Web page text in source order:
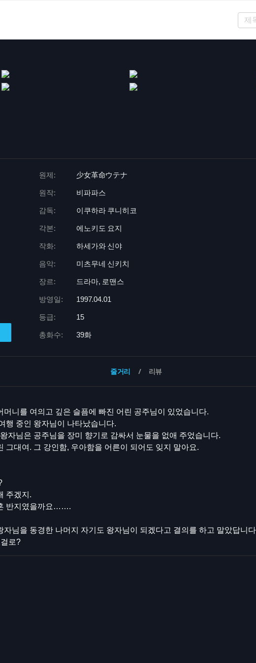
원제: 少女革命ウテナ
원작: 비파파스
감독: 이쿠하라 쿠니히코
각본: 에노키도 요지
작화: 하세가와 신야
음악: 미츠무네 신키치
장르: 드라마, 로맨스
방영일: 1997.04.01
등급: 15
총화수: 39화
줄거리 리뷰
머니를 여의고 깊은 슬픔에 빠진 어린 공주님이 있었습니다.
행 중인 왕자님이 나타났습니다.
님은 공주님을 장미 향기로 감싸서 눈물을 없애 주었습니다.
그대여. 그 강인함, 우아함을 어른이 되어도 잊지 말아요.
주겠지.
반지였을까요…….
자님을 동경한 나머지 자기도 왕자님이 되겠다고 결의를 하고 말았답니
로?